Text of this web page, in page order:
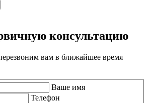
консультацию
вам в ближайшее время
Ваше имя
Телефон